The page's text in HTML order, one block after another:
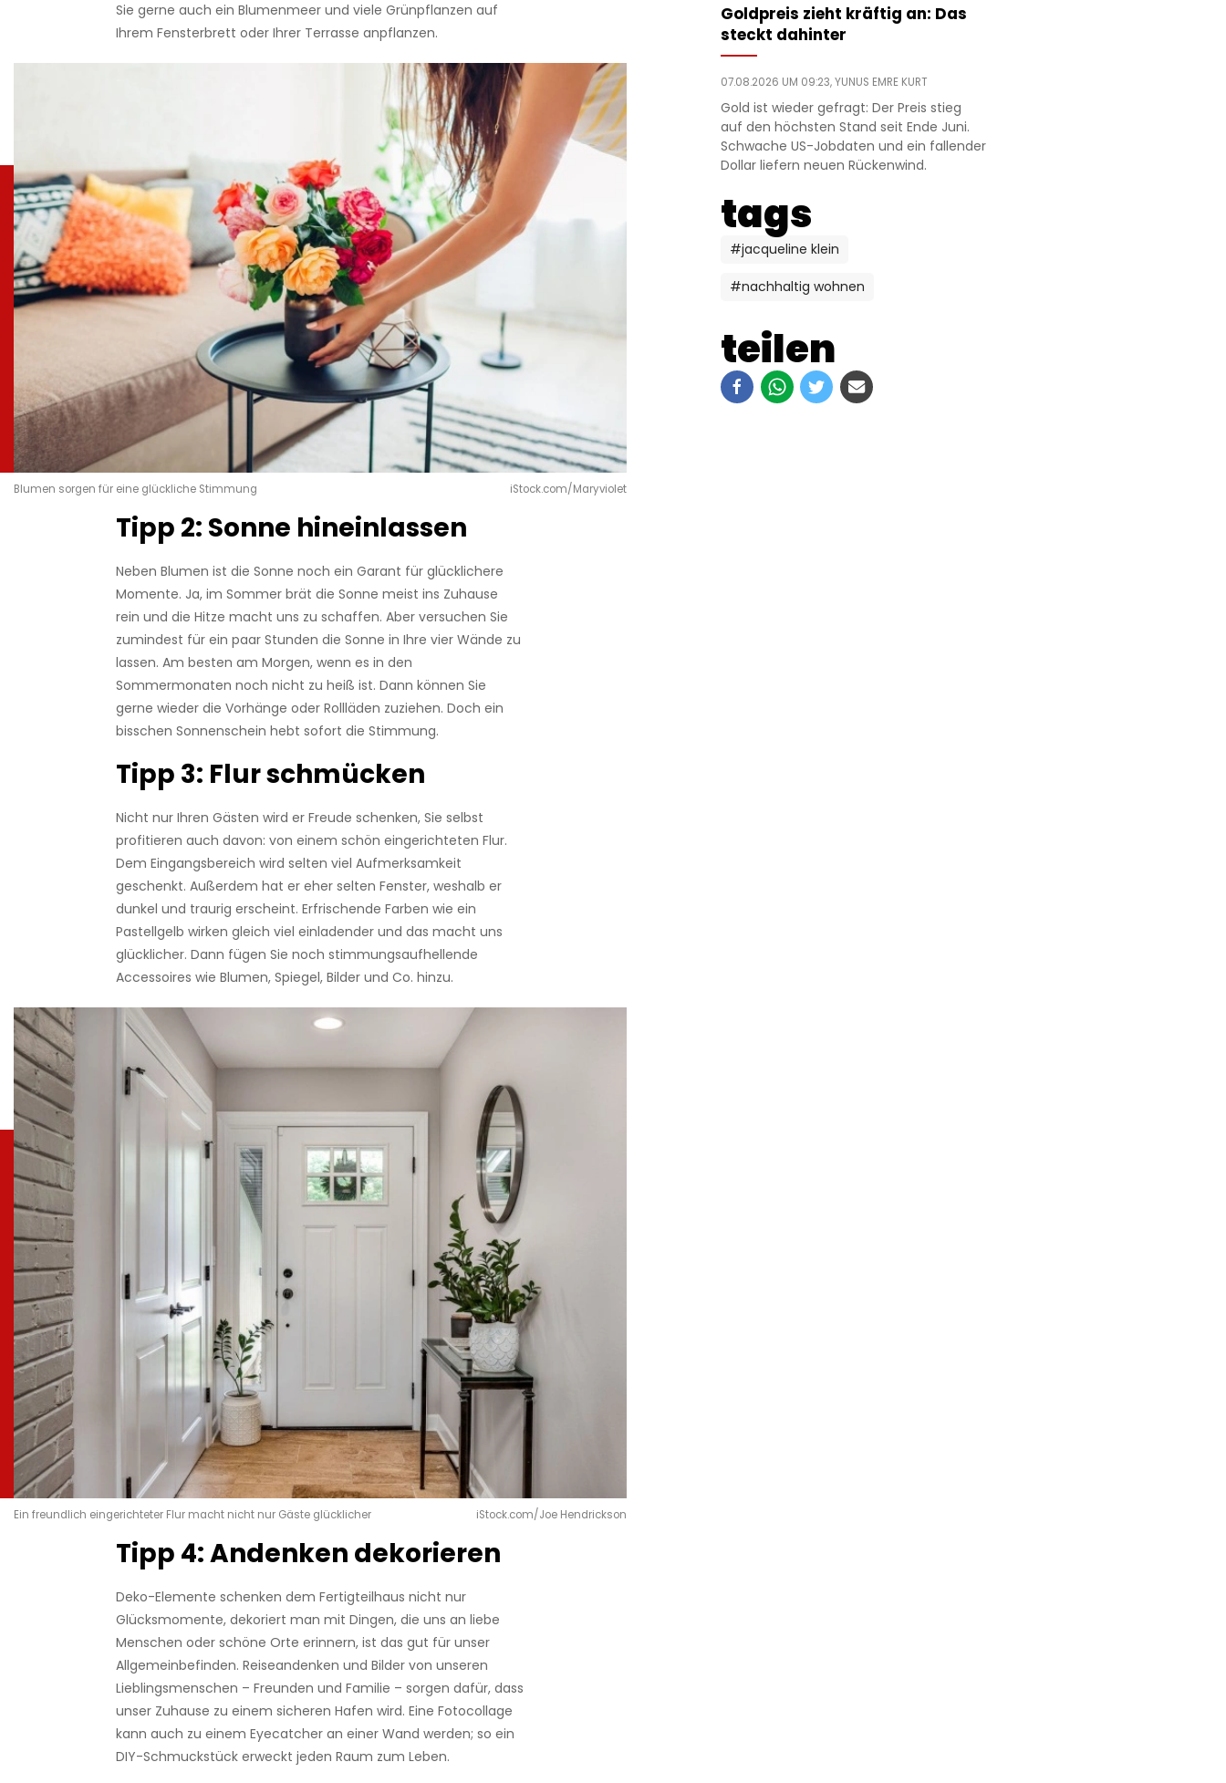
Sie gerne auch ein Blumenmeer und viele Grünpflanzen auf
Ihrem Fensterbrett oder Ihrer Terrasse anpflanzen.
Blumen sorgen für eine glückliche Stimmung iStock.com/Maryviolet
Tipp 2: Sonne hineinlassen
Neben Blumen ist die Sonne noch ein Garant für glücklichere
Momente. Ja, im Sommer brät die Sonne meist ins Zuhause
rein und die Hitze macht uns zu schaffen. Aber versuchen Sie
zumindest für ein paar Stunden die Sonne in Ihre vier Wände zu
lassen. Am besten am Morgen, wenn es in den
Sommermonaten noch nicht zu heiß ist. Dann können Sie
gerne wieder die Vorhänge oder Rollläden zuziehen. Doch ein
bisschen Sonnenschein hebt sofort die Stimmung.
Tipp 3: Flur schmücken
Nicht nur Ihren Gästen wird er Freude schenken, Sie selbst
profitieren auch davon: von einem schön eingerichteten Flur.
Dem Eingangsbereich wird selten viel Aufmerksamkeit
geschenkt. Außerdem hat er eher selten Fenster, weshalb er
dunkel und traurig erscheint. Erfrischende Farben wie ein
Pastellgelb wirken gleich viel einladender und das macht uns
glücklicher. Dann fügen Sie noch stimmungsaufhellende
Accessoires wie Blumen, Spiegel, Bilder und Co. hinzu.
Ein freundlich eingerichteter Flur macht nicht nur Gäste glücklicher iStock.com/Joe Hendrickson
Tipp 4: Andenken dekorieren
Deko-Elemente schenken dem Fertigteilhaus nicht nur
Glücksmomente, dekoriert man mit Dingen, die uns an liebe
Menschen oder schöne Orte erinnern, ist das gut für unser
Allgemeinbefinden. Reiseandenken und Bilder von unseren
Lieblingsmenschen – Freunden und Familie – sorgen dafür, dass
unser Zuhause zu einem sicheren Hafen wird. Eine Fotocollage
kann auch zu einem Eyecatcher an einer Wand werden; so ein
DIY-Schmuckstück erweckt jeden Raum zum Leben.
teilen
Goldpreis zieht kräftig an: Das
steckt dahinter
07.08.2026 UM 09:23,YUNUS EMRE KURT
Gold ist wieder gefragt: Der Preis stieg
auf den höchsten Stand seit Ende Juni.
Schwache US-Jobdaten und ein fallender
Dollar liefern neuen Rückenwind.
tags
#jacqueline klein
#nachhaltig wohnen